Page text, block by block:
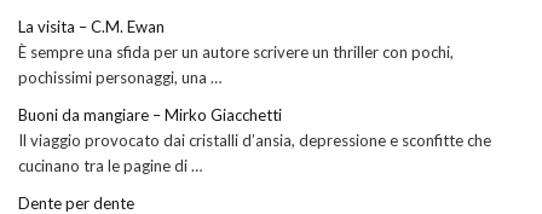
La visita – C.M. Ewan
È sempre una sfida per un autore scrivere un thriller con pochi,
pochissimi personaggi, una …
Buoni da mangiare – Mirko Giacchetti
Il viaggio provocato dai cristalli d’ansia, depressione e sconfitte che
cucinano tra le pagine di …
Dente per dente